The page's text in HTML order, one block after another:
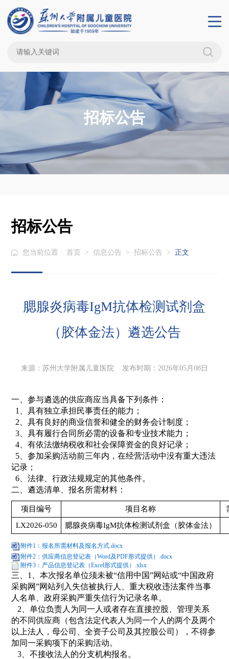
招标公告
招标公告
您当前位置 : 首页 > 信息公告 > 招标公告 > 正文
腮腺炎病毒IgM抗体检测试剂盒
（胶体金法）遴选公告
来源：苏州大学附属儿童医院 发布时期：2026年05月08日
一、参与遴选的供应商应当具备下列条件：
1、具有独立承担民事责任的能力；
2、具有良好的商业信誉和健全的财务会计制度；
3、具有履行合同所必需的设备和专业技术能力；
4、有依法缴纳税收和社会保障资金的良好记录；
5、参加采购活动前三年内，在经营活动中没有重大违法
记录；
6、法律、行政法规规定的其他条件。
二、遴选清单、报名所需材料：
项目编号 项目名称
LX2026-050
腮腺炎病毒IgM抗体检测试剂盒（胶体金法）
附件1：报名所需材料及报名方式.docx
附件2：供应商信息登记表（Word及PDF形式提供）.docx
附件3：产品信息登记表（Excel形式提供）.xlsx
三、1、本次报名单位须未被“信用中国”网站或“中国政府
采购网”网站列入失信被执行人、重大税收违法案件当事
人名单、政府采购严重失信行为记录名单。
2、单位负责人为同一人或者存在直接控股、管理关系
的不同供应商（包含法定代表人为同一个人的两个及两个
以上法人，母公司、全资子公司及其控股公司），不得参
加同一采购项下的采购活动。
3、不接收法人的分支机构报名。